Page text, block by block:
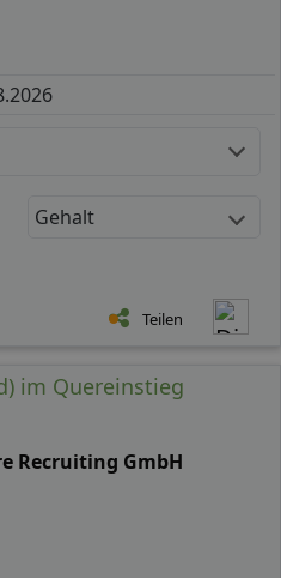
Gehalt
Teilen
im Quereinstieg
Recruiting GmbH